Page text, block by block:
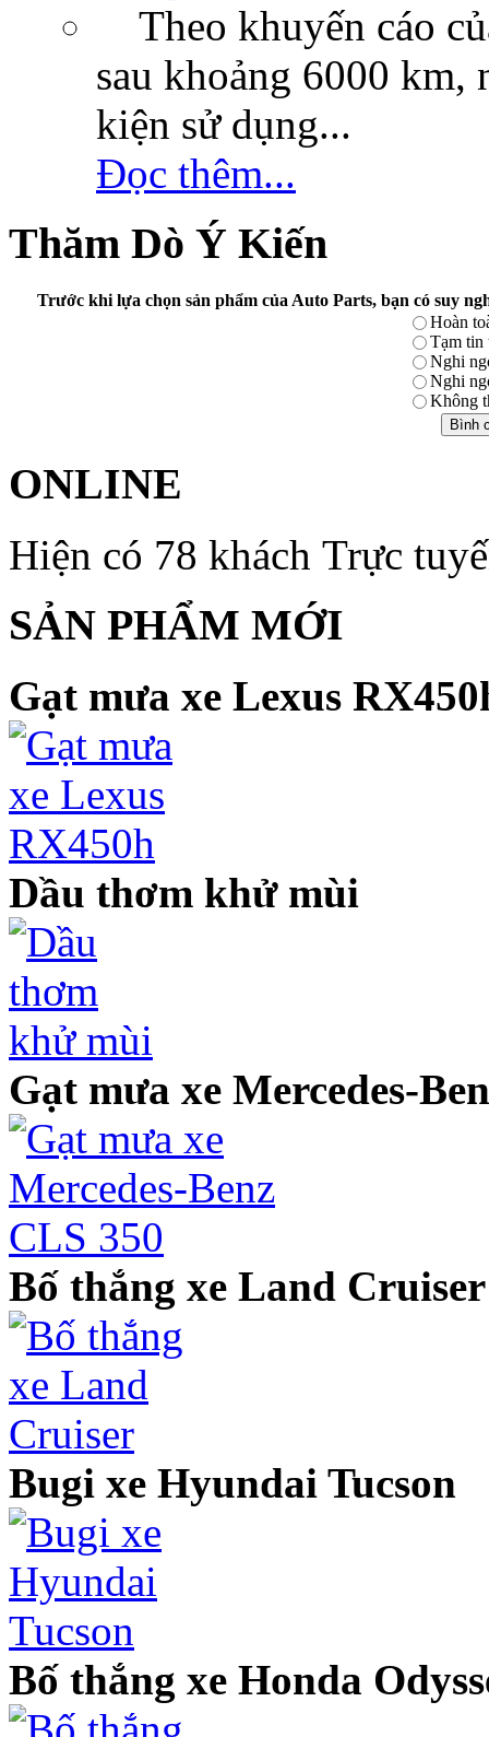
Theo khuyến cáo
sau khoảng 6000 km,
kiện sử dụng...
Đọc thêm...
Thăm Dò Ý Kiến
Trước khi lựa chọn sản phẩm của Auto Parts, bạn có suy
Hoàn
Tạm tin
Nghi
Nghi
Không
ONLINE
Hiện có 78 khách Trực
SẢN PHẨM MỚI
Gạt mưa xe Lexus
Dầu thơm khử mùi
Gạt mưa xe Mercedes-
Bố thắng xe Land Cruiser
Bugi xe Hyundai Tucson
Bố thắng xe Honda